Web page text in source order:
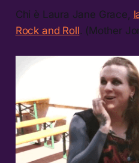
Chi è Laura Jane Grace,
Rock and Roll. (Mother